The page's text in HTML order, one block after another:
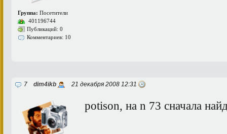
Группа: Посетители
401196744
Публикаций: 0
Комментариев: 10
7 dim4ikb 21 декабря 2008 12:31
potison, на n 73 сначала